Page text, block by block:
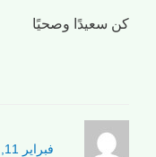
كن سعيدًا وصحيًا
فبراير 11, 2023 الساعة 4:15 ص